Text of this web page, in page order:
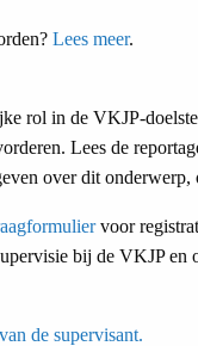
Lees meer.
rol in de VKJP-
Lees de
over dit
voor
bij de VKJP en
de supervisant.